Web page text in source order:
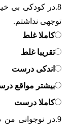
8. در کودکی بی
توجهی نداشتم.
کاملا غلط
تقریبا غلط
اندکی درست
بیشتر مواقع
کاملا درست
9. در نوجوانی من